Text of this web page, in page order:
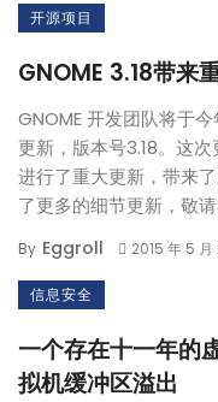
开源项目
GNOME 3.18带来
GNOME 开发团队将于
更新，版本号3.18。这
进行了重大更新，带来
了更多的细节更新，敬请
By Eggroll 2015 年 5 月
信息安全
一个存在十一年的
拟机缓冲区溢出